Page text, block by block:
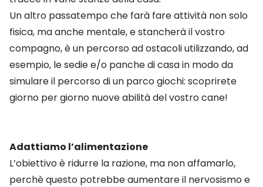
Un altro passatempo che farà fare attività non solo
fisica, ma anche mentale, e stancherà il vostro
compagno, è un percorso ad ostacoli utilizzando, ad
esempio, le sedie e/o panche di casa in modo da
simulare il percorso di un parco giochi: scoprirete
giorno per giorno nuove abilità del vostro cane!
Adattiamo l’alimentazione
L’obiettivo è ridurre la razione, ma non affamarlo,
perchè questo potrebbe aumentare il nervosismo e